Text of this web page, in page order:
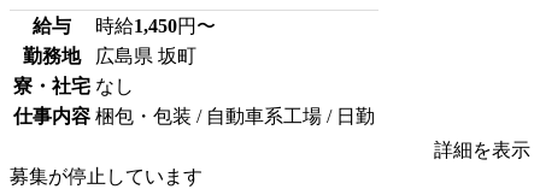
給与 時給1,450円〜
勤務地
広島県 坂町
寮・社宅 なし
仕事内容 梱包・包装 / 自動車系工場 / 日勤
詳細を表示
募集が停止しています